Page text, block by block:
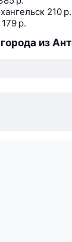
210 р.
179 р.
из